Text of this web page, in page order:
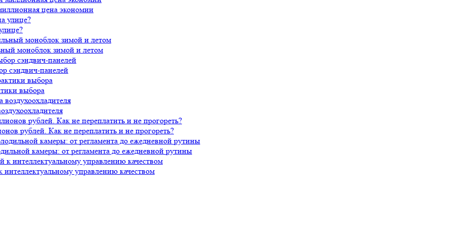
цена экономии
моноблок зимой и летом
сэндвич-панелей
выбора
рублей. Как не переплатить и не прогореть?
камеры: от регламента до ежедневной рутины
управлению качеством